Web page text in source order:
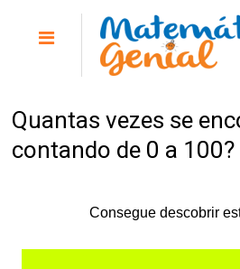
Quantas vezes se
contando de 0 a 100?
Consegue descobrir